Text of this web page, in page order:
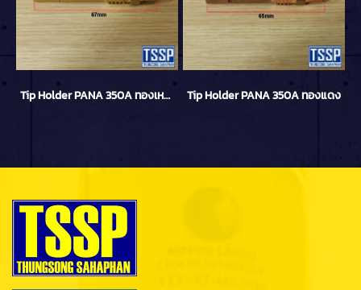
Tip Holder PANA 350A ทองเหลือง Tip Holder PANA 350A ทองแดง